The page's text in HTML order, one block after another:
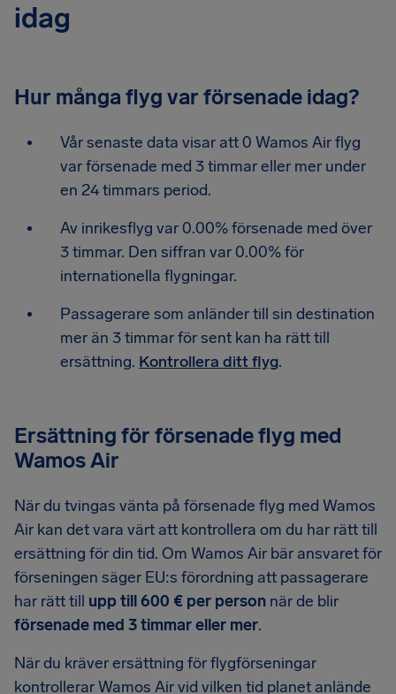
idag
Hur många flyg var försenade idag?
Vår senaste data visar att 0 Wamos Air flyg
var försenade med 3 timmar eller mer under
en 24 timmars period.
Av inrikesflyg var 0.00% försenade med över
3 timmar. Den siffran var 0.00% för
internationella flygningar.
Passagerare som anländer till sin destination
mer än 3 timmar för sent kan ha rätt till
ersättning. Kontrollera ditt flyg.
Ersättning för försenade flyg med
Wamos Air
När du tvingas vänta på försenade flyg med Wamos
Air kan det vara värt att kontrollera om du har rätt till
ersättning för din tid. Om Wamos Air bär ansvaret för
förseningen säger EU:s förordning att passagerare
har rätt till upp till 600 € per person när de blir
försenade med 3 timmar eller mer.
När du kräver ersättning för flygförseningar
kontrollerar Wamos Air vid vilken tid planet anlände